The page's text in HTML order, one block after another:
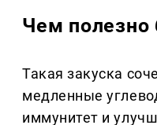
Чем полезно
Такая закуска
медленные
иммунитет и